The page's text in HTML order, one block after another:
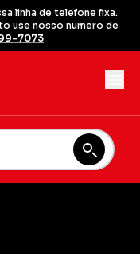
linha de telefone fixa.
use nosso numero de
7073